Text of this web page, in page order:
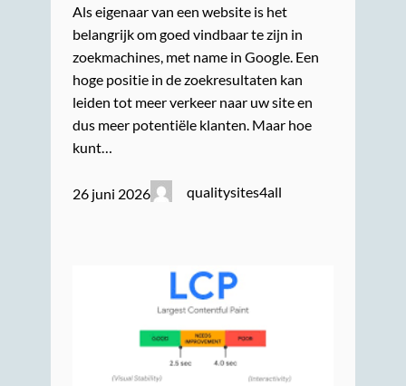
Als eigenaar van een website is het
belangrijk om goed vindbaar te zijn in
zoekmachines, met name in Google. Een
hoge positie in de zoekresultaten kan
leiden tot meer verkeer naar uw site en
dus meer potentiële klanten. Maar hoe
kunt…
26 juni 2026 qualitysites4all